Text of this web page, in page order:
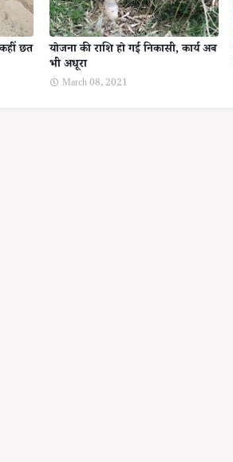
छत
योजना की राशि हो गई निकासी, कार्य अब
भी अधूरा
March 08, 2021